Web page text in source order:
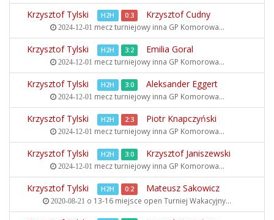
Krzysztof Tylski H2H 0:3 Krzysztof Cudny
2024-12-01 mecz turniejowy inna GP Komorowa...
Krzysztof Tylski H2H 3:2 Emilia Goral
2024-12-01 mecz turniejowy inna GP Komorowa...
Krzysztof Tylski H2H 3:0 Aleksander Eggert
2024-12-01 mecz turniejowy inna GP Komorowa...
Krzysztof Tylski H2H 2:3 Piotr Knapczyński
2024-12-01 mecz turniejowy inna GP Komorowa...
Krzysztof Tylski H2H 3:0 Krzysztof Janiszewski
2024-12-01 mecz turniejowy inna GP Komorowa...
Krzysztof Tylski H2H 0:2 Mateusz Sakowicz
2020-08-21 o 13-16 miejsce open Turniej Wakacyjny...